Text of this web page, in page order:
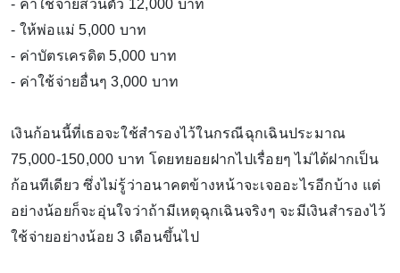
- ค่าใช้จ่ายส่วนตัว 12,000 บาท
- ให้พ่อแม่ 5,000 บาท
- ค่าบัตรเครดิต 5,000 บาท
- ค่าใช้จ่ายอื่นๆ 3,000 บาท
เงินก้อนนี้ที่เธอจะใช้สำรองไว้ในกรณีฉุกเฉินประมาณ
75,000-150,000 บาท โดยทยอยฝากไปเรื่อยๆ ไม่ได้ฝากเป็น
ก้อนทีเดียว ซึ่งไม่รู้ว่าอนาคตข้างหน้าจะเจออะไรอีกบ้าง แต่
อย่างน้อยก็จะอุ่นใจว่าถ้ามีเหตุฉุกเฉินจริงๆ จะมีเงินสำรองไว้
ใช้จ่ายอย่างน้อย 3 เดือนขึ้นไป